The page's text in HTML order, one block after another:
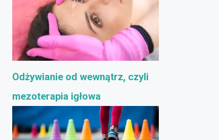
Odżywianie od wewnątrz, czyli
mezoterapia igłowa